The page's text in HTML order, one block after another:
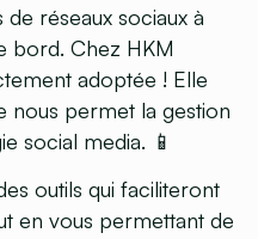
réseaux sociaux à
bord. Chez HKM
adoptée ! Elle
nous permet la gestion
social media. 📱
outils qui faciliteront
en vous permettant de